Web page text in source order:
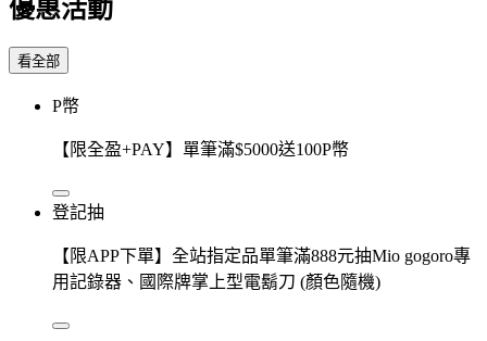
優惠活動
看全部
P幣
【限全盈+PAY】單筆滿$5000送100P幣
登記抽
【限APP下單】全站指定品單筆滿888元抽Mio gogoro專
用記錄器、國際牌掌上型電鬍刀 (顏色隨機)